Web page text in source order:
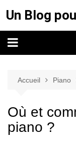
au
contenu
Un Blog
Accueil Piano
Où et
piano ?